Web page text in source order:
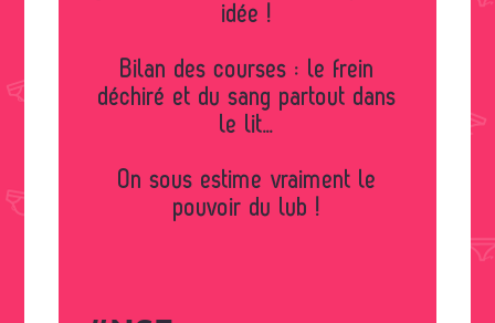
idée !
Bilan des courses : le frein
déchiré et du sang partout dans
le lit…
On sous estime vraiment le
pouvoir du lub !